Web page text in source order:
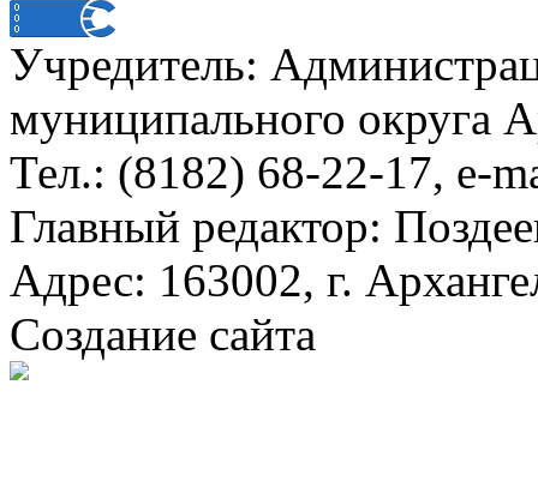
Учредитель:
муниципального округа
Тел.: (8182) 68-22-17, e-
Главный редактор:
Адрес: 163002, г.
Создание сайта